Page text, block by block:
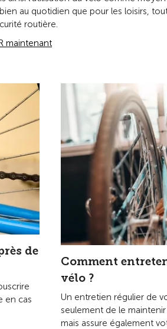
au quotidien que pour les loisirs,
routière.
maintenant
de
en cas
Comment
vélo ?
Un entretien régulier de
seulement de le
mais assure également